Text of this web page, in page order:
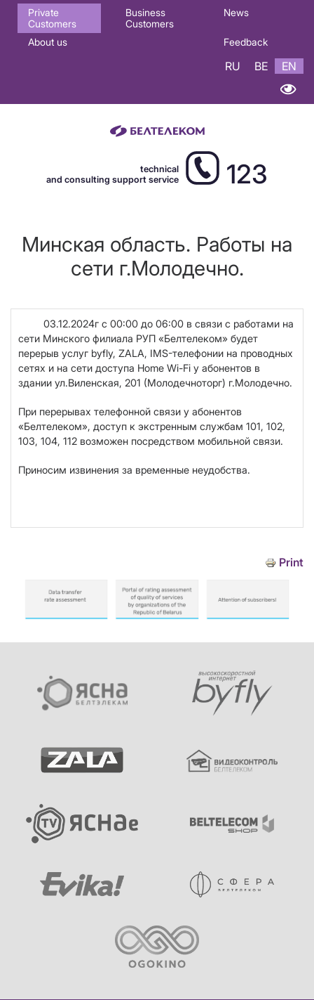
Основная
навигация
Private
Customers
Business
Customers
News
About us Feedback
RU BE EN
technical
and consulting support service
123
Минская область. Работы на
сети г.Молодечно.
03.12.2024г с 00:00 до 06:00 в связи с работами на
сети Минского филиала РУП «Белтелеком» будет
перерыв услуг byfly, ZALA, IMS-телефонии на проводных
сетях и на сети доступа Home Wi-Fi у абонентов в
здании ул.Виленская, 201 (Молодечноторг) г.Молодечно.
При перерывах телефонной связи у абонентов
«Белтелеком», доступ к экстренным службам 101, 102,
103, 104, 112 возможен посредством мобильной связи.
Приносим извинения за временные неудобства.
Print